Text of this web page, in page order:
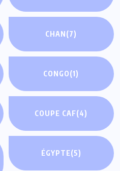
CHAN(7)
CONGO(1)
COUPE CAF(4)
ÉGYPTE(5)